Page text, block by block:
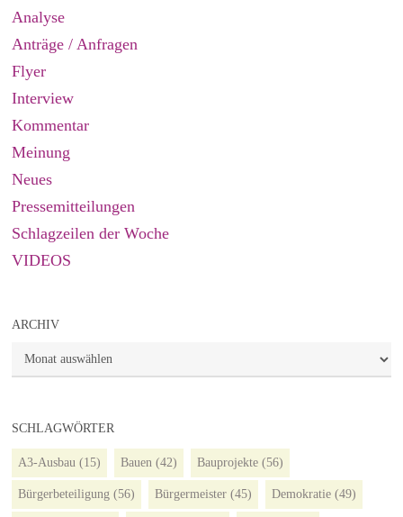
Analyse
Anträge / Anfragen
Flyer
Interview
Kommentar
Meinung
Neues
Pressemitteilungen
Schlagzeilen der Woche
VIDEOS
ARCHIV
Archiv
SCHLAGWÖRTER
A3-Ausbau (15) Bauen (42) Bauprojekte (56)
Bürgerbeteiligung (56) Bürgermeister (45) Demokratie (49)